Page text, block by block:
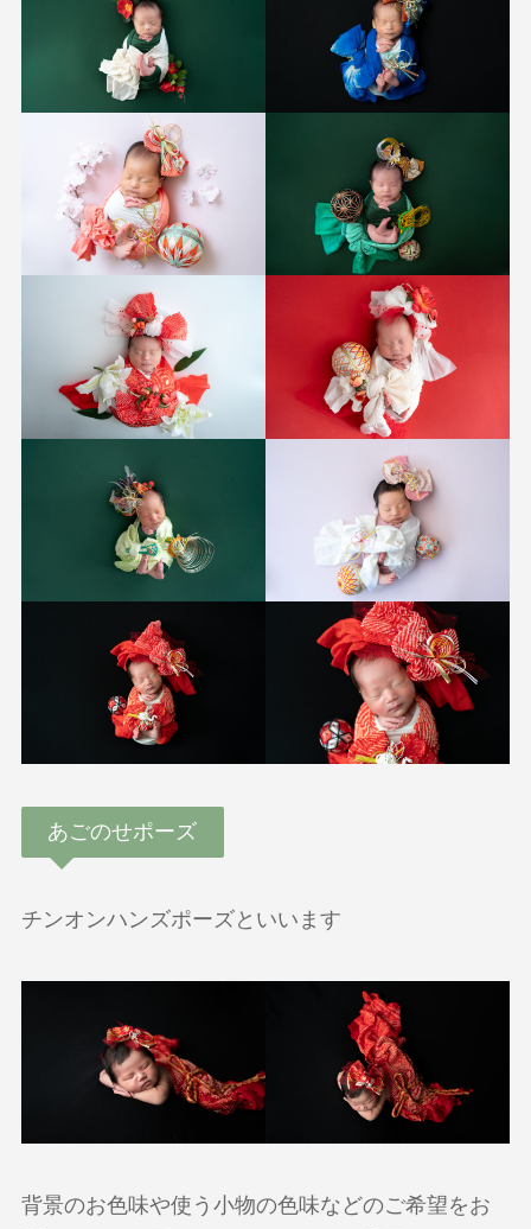
あごのせポーズ
チンオンハンズポーズといいます
背景のお色味や使う小物の色味などのご希望をお